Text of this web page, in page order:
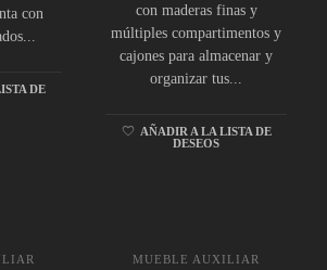
con
DE
con maderas finas y
múltiples compartimentos y
cajones para almacenar y
organizar tus...
AÑADIR A LA LISTA DE
DESEOS
MUEBLE AUXILIAR